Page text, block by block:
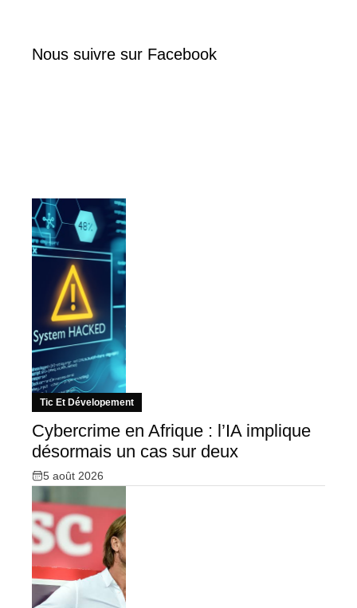
Nous suivre sur Facebook
Tic Et Dévelopement
Cybercrime en Afrique : l’IA implique
désormais un cas sur deux
5 août 2026